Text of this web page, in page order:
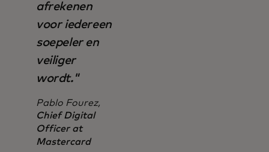
afrekenen
voor iedereen
soepeler en
veiliger
wordt."
Pablo Fourez,
Chief Digital
Officer at
Mastercard